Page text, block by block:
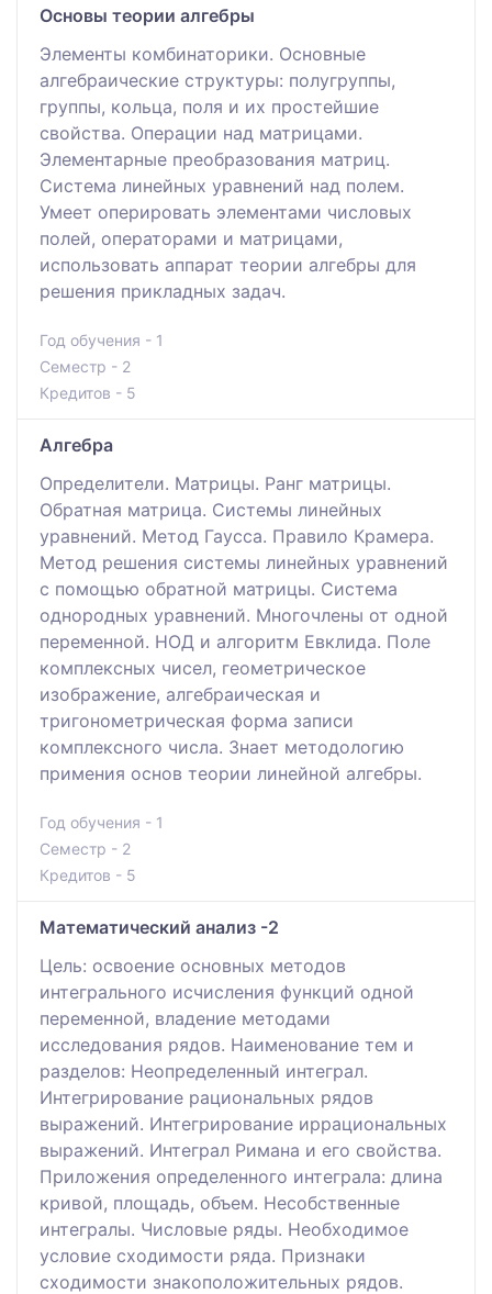
Основы теории алгебры
Элементы комбинаторики. Основные
алгебраические структуры: полугруппы,
группы, кольца, поля и их простейшие
свойства. Операции над матрицами.
Элементарные преобразования матриц.
Система линейных уравнений над полем.
Умеет оперировать элементами числовых
полей, операторами и матрицами,
использовать аппарат теории алгебры для
решения прикладных задач.
Год обучения - 1
Семестр - 2
Кредитов - 5
Алгебра
Определители. Матрицы. Ранг матрицы.
Обратная матрица. Системы линейных
уравнений. Метод Гаусса. Правило Крамера.
Метод решения системы линейных уравнений
с помощью обратной матрицы. Система
однородных уравнений. Многочлены от одной
переменной. НОД и алгоритм Евклида. Поле
комплексных чисел, геометрическое
изображение, алгебраическая и
тригонометрическая форма записи
комплексного числа. Знает методологию
примения основ теории линейной алгебры.
Год обучения - 1
Семестр - 2
Кредитов - 5
Математический анализ -2
Цель: освоение основных методов
интегрального исчисления функций одной
переменной, владение методами
исследования рядов. Наименование тем и
разделов: Неопределенный интеграл.
Интегрирование рациональных рядов
выражений. Интегрирование иррациональных
выражений. Интеграл Римана и его свойства.
Приложения определенного интеграла: длина
кривой, площадь, объем. Несобственные
интегралы. Числовые ряды. Необходимое
условие сходимости ряда. Признаки
сходимости знакоположительных рядов.